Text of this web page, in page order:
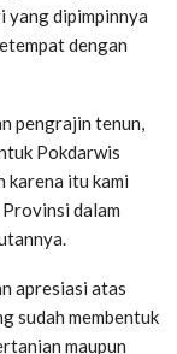
yang dipimpinnya
dengan
pengrajin tenun,
Pokdarwis
karena itu kami
dalam
apresiasi atas
sudah membentuk
maupun